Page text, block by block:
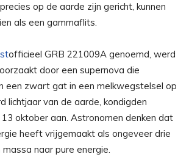
op de aarde zijn gericht, kunnen
als een gammaflits.
officieel GRB 221009A genoemd, werd
door een supernova die
een zwart gat in een melkwegstelsel op
lichtjaar van de aarde, kondigden
oktober aan. Astronomen denken dat
heeft vrijgemaakt als ongeveer drie
massa naar pure energie.